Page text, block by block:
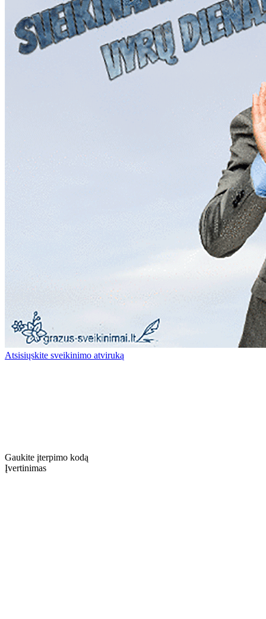
Atsisiųskite sveikinimo atviruką
Gaukite įterpimo kodą
Įvertinimas